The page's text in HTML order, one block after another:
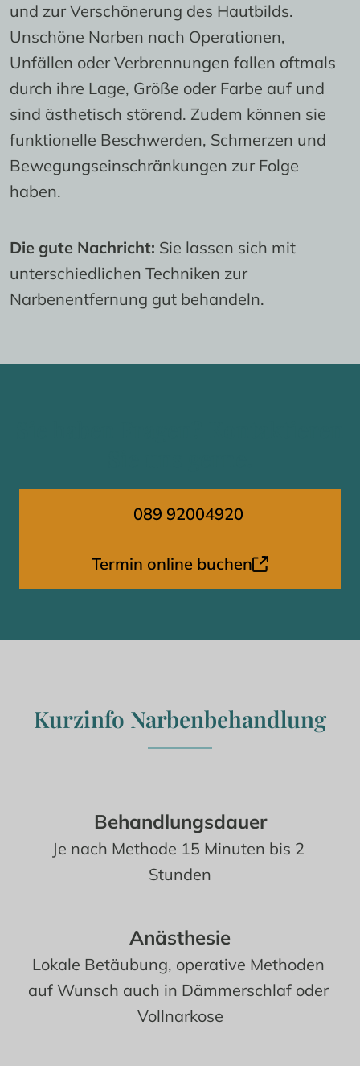
und zur Verschönerung des Hautbilds.
Unschöne Narben nach Operationen,
Unfällen oder Verbrennungen fallen oftmals
durch ihre Lage, Größe oder Farbe auf und
sind ästhetisch störend. Zudem können sie
funktionelle Beschwerden, Schmerzen und
Bewegungseinschränkungen zur Folge
haben.
Die gute Nachricht: Sie lassen sich mit
unterschiedlichen Techniken zur
Narbenentfernung gut behandeln.
089 92004920
Termin online buchen
Kurzinfo Narbenbehandlung
Behandlungsdauer
Je nach Methode 15 Minuten bis 2
Stunden
Anästhesie
Lokale Betäubung, operative Methoden
auf Wunsch auch in Dämmerschlaf oder
Vollnarkose